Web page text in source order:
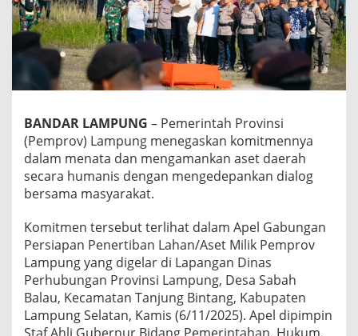
n
t
a
e
n
e
r
a
n
A
e
t
T
a
BANDAR LAMPUNG – Pemerintah Provinsi
(Pemprov) Lampung menegaskan komitmennya
dalam menata dan mengamankan aset daerah
secara humanis dengan mengedepankan dialog
bersama masyarakat.
Komitmen tersebut terlihat dalam Apel Gabungan
Persiapan Penertiban Lahan/Aset Milik Pemprov
Lampung yang digelar di Lapangan Dinas
Perhubungan Provinsi Lampung, Desa Sabah
Balau, Kecamatan Tanjung Bintang, Kabupaten
Lampung Selatan, Kamis (6/11/2025). Apel dipimpin